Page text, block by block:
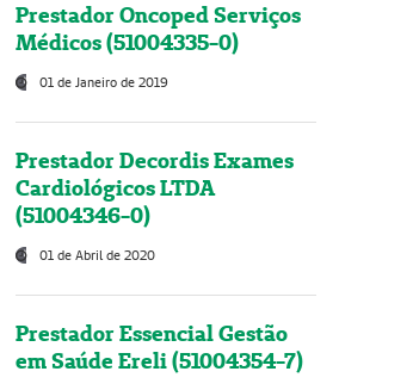
Prestador Oncoped Serviços
Médicos (51004335-0)
01 de Janeiro de 2019
Prestador Decordis Exames
Cardiológicos LTDA
(51004346-0)
01 de Abril de 2020
Prestador Essencial Gestão
em Saúde Ereli (51004354-7)